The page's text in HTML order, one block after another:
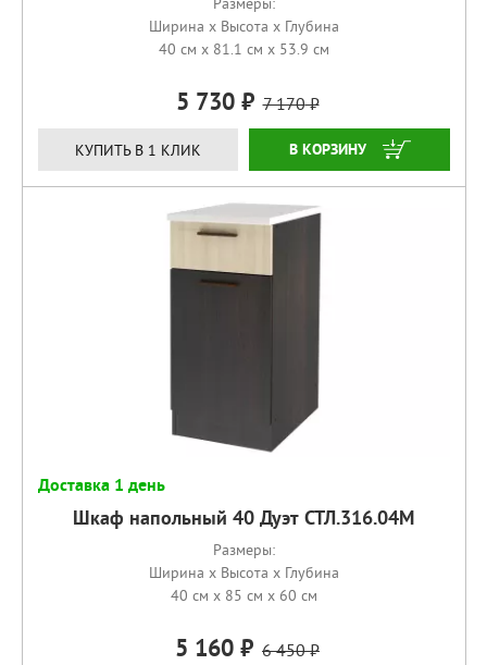
Ширина x Высота x Глубина
40 см x 81.1 см x 53.9 см
5 730 7 170
КУПИТЬ В 1 КЛИК КУПИТЬ
Доставка 1 день
Шкаф напольный 40 Дуэт СТЛ.316.04М
Размеры:
Ширина x Высота x Глубина
40 см x 85 см x 60 см
5 160 6 450